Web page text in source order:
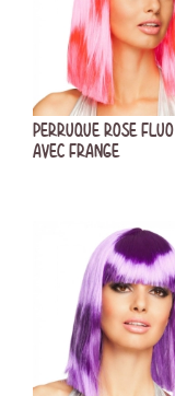
PERRUQUE ROSE FLUO
AVEC FRANGE